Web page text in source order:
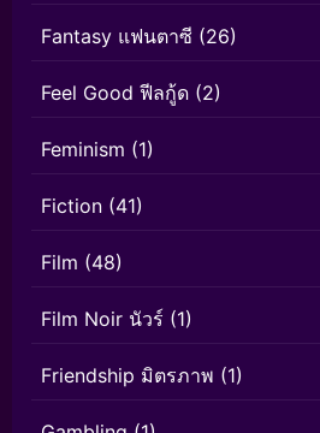
Fantasy แฟนตาซี (26)
Feel Good ฟีลกู้ด (2)
Feminism (1)
Fiction (41)
Film (48)
Film Noir นัวร์ (1)
Friendship มิตรภาพ (1)